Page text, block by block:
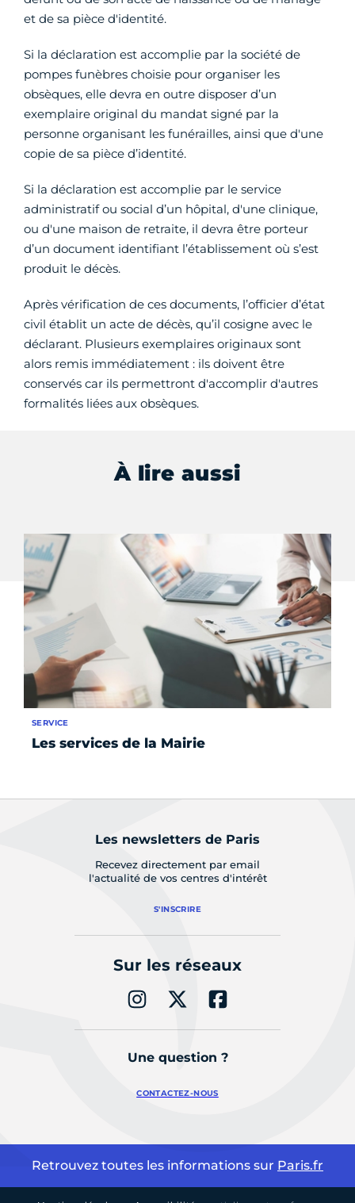
et de sa pièce d'identité.
Si la déclaration est accomplie par la société de
pompes funèbres choisie pour organiser les
obsèques, elle devra en outre disposer d’un
exemplaire original du mandat signé par la
personne organisant les funérailles, ainsi que d'une
copie de sa pièce d’identité.
Si la déclaration est accomplie par le service
administratif ou social d’un hôpital, d'une clinique,
ou d'une maison de retraite, il devra être porteur
d’un document identifiant l’établissement où s’est
produit le décès.
Après vérification de ces documents, l’officier d’état
civil établit un acte de décès, qu’il cosigne avec le
déclarant. Plusieurs exemplaires originaux sont
alors remis immédiatement : ils doivent être
conservés car ils permettront d'accomplir d'autres
formalités liées aux obsèques.
À lire aussi
Les services de la Mairie
SERVICE
Les newsletters de Paris
Recevez directement par email
l'actualité de vos centres d'intérêt
S'INSCRIRE
Sur les réseaux
Une question ?
CONTACTEZ-NOUS
Retrouvez toutes les informations sur Paris.fr